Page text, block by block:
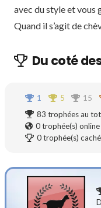
avec du style et vous
Quand il s’agit de
Du coté
1 5 15
83 trophées au
0trophée(s) online
0trophée(s)